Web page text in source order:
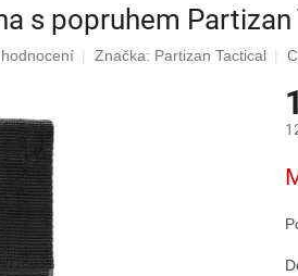
s popruhem
Značka: Partizan Tactical